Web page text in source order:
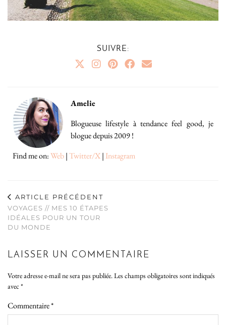
SUIVRE:
Amelie
Blogueuse lifestyle à tendance feel good, je
blogue depuis 2009 !
Find me on:Web|Twitter/X| Instagram
ARTICLE PRÉCÉDENT
VOYAGES // MES 10 ÉTAPES
IDÉALES POUR UN TOUR
DU MONDE
LAISSER UN COMMENTAIRE
Votre adresse e-mail ne sera pas publiée.Les champs obligatoires sont indiqués
avec *
Commentaire*